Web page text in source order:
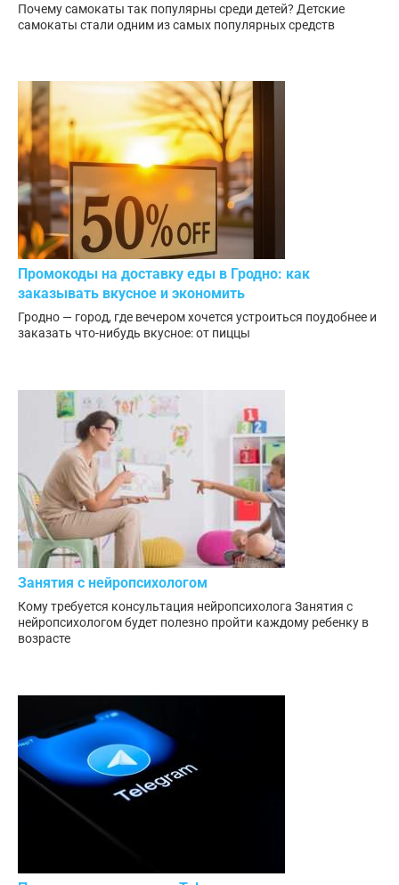
Почему самокаты так популярны среди детей? Детские
самокаты стали одним из самых популярных средств
Промокоды на доставку еды в Гродно: как
заказывать вкусное и экономить
Гродно — город, где вечером хочется устроиться поудобнее и
заказать что-нибудь вкусное: от пиццы
Занятия с нейропсихологом
Кому требуется консультация нейропсихолога Занятия с
нейропсихологом будет полезно пройти каждому ребенку в
возрасте